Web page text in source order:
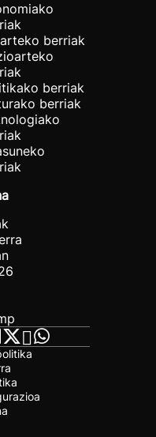
berriak
berriak
berriak